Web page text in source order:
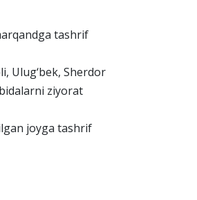
tashrif
Ulug‘bek, Sherdor
ziyorat
joyga tashrif